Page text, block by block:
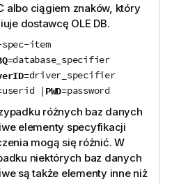
albo ciągiem znaków, który
dostawcę OLE DB.
spec-item
database_specifier
driver_specifier
userid | PWD=password
różnych baz danych
elementy specyfikacji
mogą się różnić. W
niektórych baz danych
są także elementy inne niż